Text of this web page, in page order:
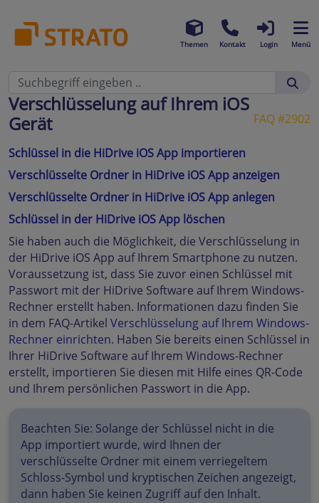
Themen Kontakt Login Menü
FAQ #2902
Verschlüsselung auf Ihrem iOS
Gerät
Schlüssel in die HiDrive iOS App importieren
Verschlüsselte Ordner in HiDrive iOS App anzeigen
Verschlüsselte Ordner in HiDrive iOS App anlegen
Schlüssel in der HiDrive iOS App löschen
Sie haben auch die Möglichkeit, die Verschlüsselung in
der HiDrive iOS App auf Ihrem Smartphone zu nutzen.
Voraussetzung ist, dass Sie zuvor einen Schlüssel mit
Passwort mit der HiDrive Software auf Ihrem Windows-
Rechner erstellt haben. Informationen dazu finden Sie
in dem FAQ-Artikel Verschlüsselung auf Ihrem Windows-
Rechner einrichten. Haben Sie bereits einen Schlüssel in
Ihrer HiDrive Software auf Ihrem Windows-Rechner
erstellt, importieren Sie diesen mit Hilfe eines QR-Code
und Ihrem persönlichen Passwort in die App.
Beachten Sie: Solange der Schlüssel nicht in die
App importiert wurde, wird Ihnen der
verschlüsselte Ordner mit einem verriegeltem
Schloss-Symbol und kryptischen Zeichen angezeigt,
dann haben Sie keinen Zugriff auf den Inhalt.